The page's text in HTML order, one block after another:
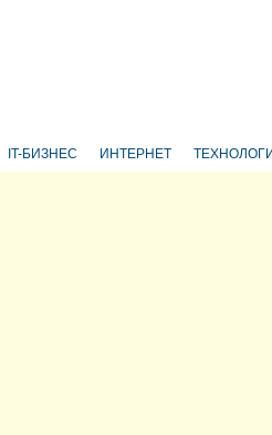
IT-БИЗНЕС ИНТЕРНЕТ